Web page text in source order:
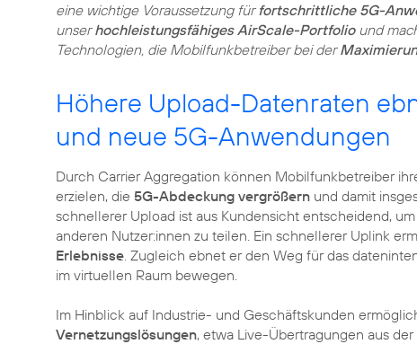
eine wichtige Voraussetzung fürfortschrittliche 5G-
unserhochleistungsfähiges AirScale-Portfoliound
Technologien, die Mobilfunkbetreiber bei der
Höhere Upload-Datenraten
und neue 5G-Anwendungen
Durch Carrier Aggregation können Mobilfunkbetreiber
erzielen, die 5G-Abdeckung vergrößern und damit
schnellerer Upload ist aus Kundensicht entscheidend,
anderen Nutzer:innen zu teilen. Ein schnellerer Uplink
Erlebnisse. Zugleich ebnet er den Weg für das
im virtuellen Raum bewegen.
Im Hinblick auf Industrie- und Geschäftskunden
Vernetzungslösungen, etwa Live-Übertragungen aus